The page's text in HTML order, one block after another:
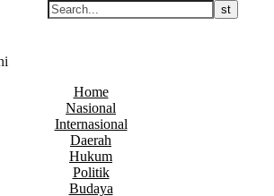
Home
Nasional
Internasional
Daerah
Hukum
Politik
Budaya